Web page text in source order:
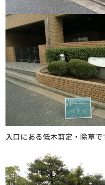
入口にある低木剪定・除草で